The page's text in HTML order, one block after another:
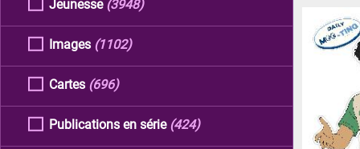
Jeunesse (3948)
Images (1102)
Cartes (696)
Publications en série (424)